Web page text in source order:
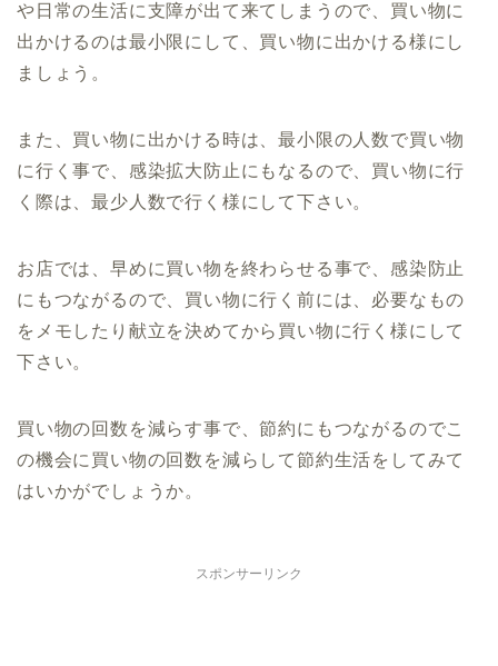
や日常の生活に支障が出て来てしまうので、買い物に
出かけるのは最小限にして、買い物に出かける様にし
ましょう。
また、買い物に出かける時は、最小限の人数で買い物
に行く事で、感染拡大防止にもなるので、買い物に行
く際は、最少人数で行く様にして下さい。
お店では、早めに買い物を終わらせる事で、感染防止
にもつながるので、買い物に行く前には、必要なもの
をメモしたり献立を決めてから買い物に行く様にして
下さい。
買い物の回数を減らす事で、節約にもつながるのでこ
の機会に買い物の回数を減らして節約生活をしてみて
はいかがでしょうか。
スポンサーリンク